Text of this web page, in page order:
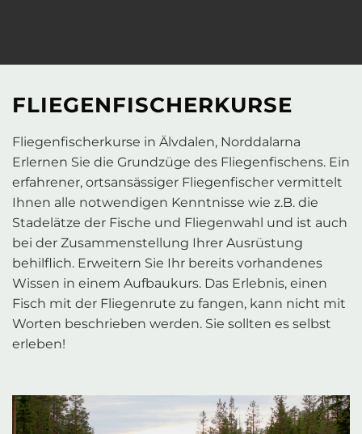
FLIEGENFISCHERKURSE
Fliegenfischerkurse in Älvdalen, Norddalarna
Erlernen Sie die Grundzüge des Fliegenfischens. Ein
erfahrener, ortsansässiger Fliegenfischer vermittelt
Ihnen alle notwendigen Kenntnisse wie z.B. die
Stadelätze der Fische und Fliegenwahl und ist auch
bei der Zusammenstellung Ihrer Ausrüstung
behilflich. Erweitern Sie Ihr bereits vorhandenes
Wissen in einem Aufbaukurs. Das Erlebnis, einen
Fisch mit der Fliegenrute zu fangen, kann nicht mit
Worten beschrieben werden. Sie sollten es selbst
erleben!